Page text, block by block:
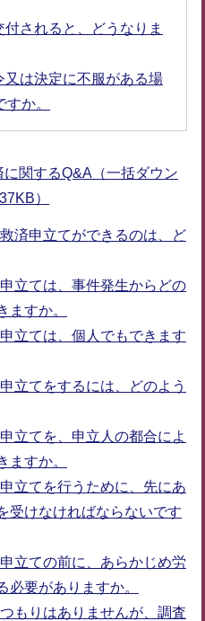
されると、どうなりま
は決定に不服がある場
か。
関するQ&A（一括ダウン
）
済申立てができるのは、ど
立ては、事件発生からどの
ますか。
立ては、個人でもできます
立てをするには、どのよう
立てを、申立人の都合によ
ますか。
立てを行うために、先にあ
受けなければならないです
立ての前に、あらかじめ労
必要がありますか。
もりはありませんが、調査